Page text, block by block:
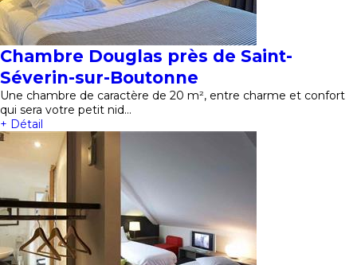
Chambre Douglas près de Saint-
Séverin-sur-Boutonne
Une chambre de caractère de 20 m², entre charme et confort
qui sera votre petit nid…
+ Détail